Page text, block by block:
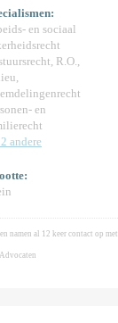
en sociaal
R.O.,
en
andere
namen al 12 keer contact op met